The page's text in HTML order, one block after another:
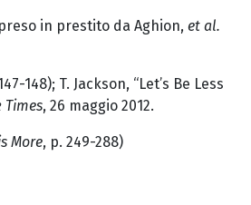
in prestito da Aghion, et al.
148); T. Jackson, “Let’s Be Less
Times, 26 maggio 2012.
More, p. 249-288)